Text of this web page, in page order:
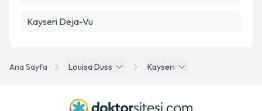
Ana Sayfa Louisa Duss Kayseri
Kayseri Deja-Vu